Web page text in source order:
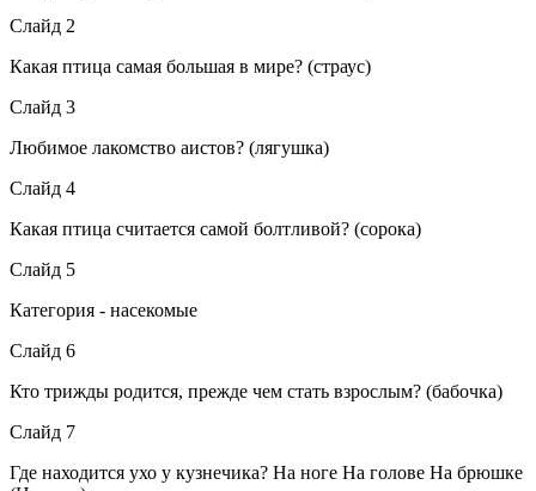
Слайд 2
Какая птица самая большая в мире? (страус)
Слайд 3
Любимое лакомство аистов? (лягушка)
Слайд 4
Какая птица считается самой болтливой? (сорока)
Слайд 5
Категория - насекомые
Слайд 6
Кто трижды родится, прежде чем стать взрослым? (бабочка)
Слайд 7
Где находится ухо у кузнечика? На ноге На голове На брюшке